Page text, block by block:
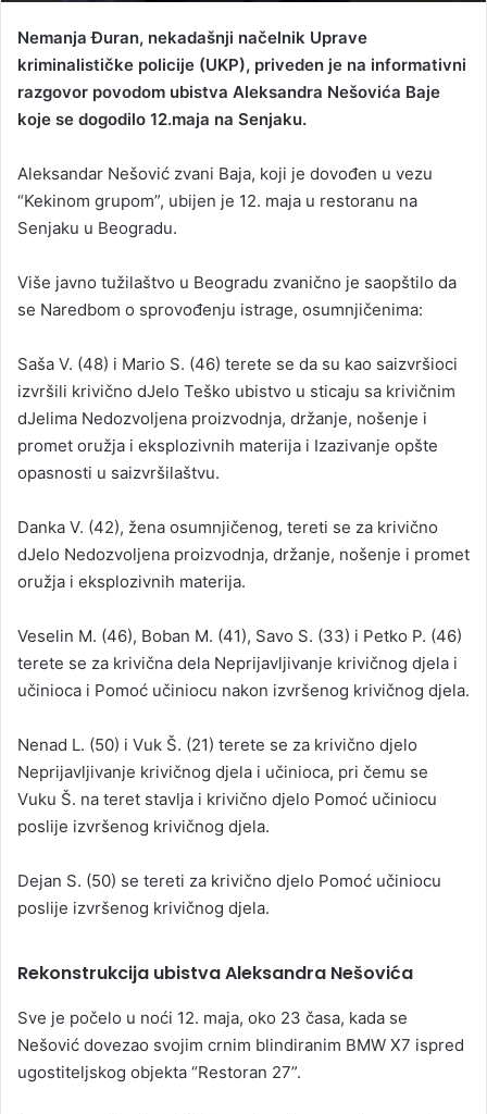
Nemanja Đuran, nekadašnji načelnik Uprave
kriminalističke policije (UKP), priveden je na informativni
razgovor povodom ubistva Aleksandra Nešovića Baje
koje se dogodilo 12.maja na Senjaku.
Aleksandar Nešović zvani Baja, koji je dovođen u vezu
“Kekinom grupom”, ubijen je 12. maja u restoranu na
Senjaku u Beogradu.
Više javno tužilaštvo u Beogradu zvanično je saopštilo da
se Naredbom o sprovođenju istrage, osumnjičenima:
Saša V. (48) i Mario S. (46) terete se da su kao saizvršioci
izvršili krivično dJelo Teško ubistvo u sticaju sa krivičnim
dJelima Nedozvoljena proizvodnja, držanje, nošenje i
promet oružja i eksplozivnih materija i Izazivanje opšte
opasnosti u saizvršilaštvu.
Danka V. (42), žena osumnjičenog, tereti se za krivično
dJelo Nedozvoljena proizvodnja, držanje, nošenje i promet
oružja i eksplozivnih materija.
Veselin M. (46), Boban M. (41), Savo S. (33) i Petko P. (46)
terete se za krivična dela Neprijavljivanje krivičnog djela i
učinioca i Pomoć učiniocu nakon izvršenog krivičnog djela.
Nenad L. (50) i Vuk Š. (21) terete se za krivično djelo
Neprijavljivanje krivičnog djela i učinioca, pri čemu se
Vuku Š. na teret stavlja i krivično djelo Pomoć učiniocu
poslije izvršenog krivičnog djela.
Dejan S. (50) se tereti za krivično djelo Pomoć učiniocu
poslije izvršenog krivičnog djela.
Rekonstrukcija ubistva Aleksandra Nešovića
Sve je počelo u noći 12. maja, oko 23 časa, kada se
Nešović dovezao svojim crnim blindiranim BMW X7 ispred
ugostiteljskog objekta “Restoran 27”.